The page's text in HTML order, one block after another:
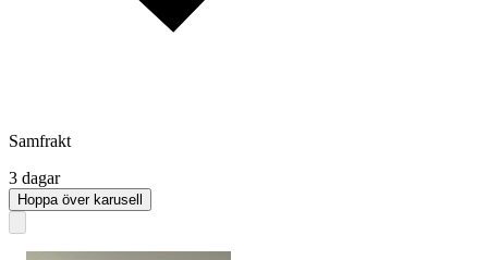
Samfrakt
3 dagar
Hoppa över karusell